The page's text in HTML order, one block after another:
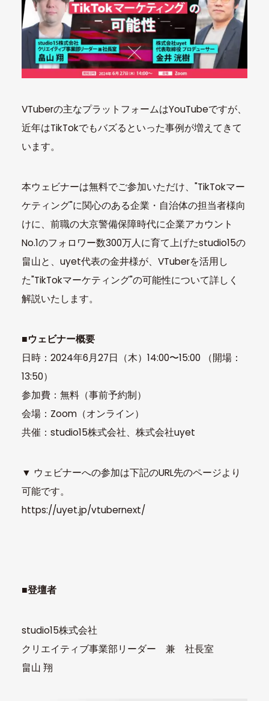
VTuberの主なプラットフォームはYouTubeですが、
近年はTikTokでもバズるといった事例が増えてきて
います。
本ウェビナーは無料でご参加いただけ、"TikTokマー
ケティング"に関心のある企業・自治体の担当者様向
けに、前職の大京警備保障時代に企業アカウント
No.1のフォロワー数300万人に育て上げたstudio15の
畠山と、uyet代表の金井様が、VTuberを活用し
た"TikTokマーケティング"の可能性について詳しく
解説いたします。
■ウェビナー概要
日時：2024年6月27日（木）14:00〜15:00 （開場：
13:50）
参加費：無料（事前予約制）
会場：Zoom（オンライン）
共催：studio15株式会社、株式会社uyet
▼ ウェビナーへの参加は下記のURL先のページより
可能です。
https://uyet.jp/vtubernext/
■登壇者
studio15株式会社
クリエイティブ事業部リーダー 兼 社長室
畠山 翔